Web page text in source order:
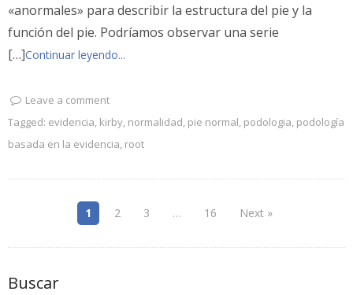
«anormales» para describir la estructura del pie y la
función del pie. Podríamos observar una serie
[…]Continuar leyendo...
Leave a comment
Tagged: evidencia, kirby, normalidad, pie normal, podologia, podología
basada en la evidencia, root
1 2 3 … 16 Next »
Buscar